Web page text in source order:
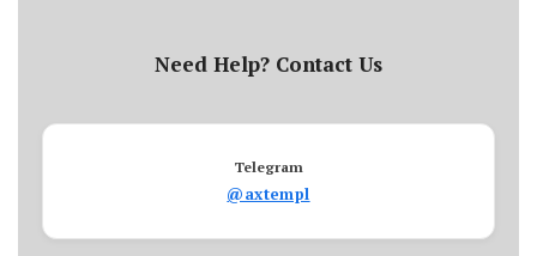
Need Help? Contact Us
Telegram
@axtempl